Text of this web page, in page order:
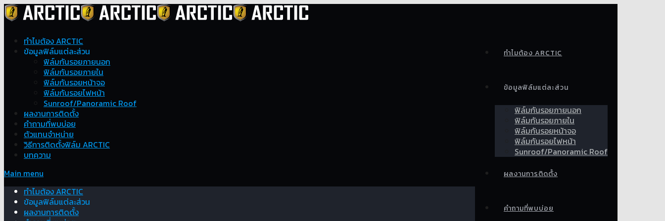
ทำไมต้อง ARCTIC
ข้อมูลฟิล์มแต่ละส่วน
ฟิล์มกันรอยภายนอก
ฟิล์มกันรอยภายใน
ฟิล์มกันรอยหน้าจอ
ฟิล์มกันรอยไฟหน้า
Sunroof/Panoramic Roof
ผลงานการติดตั้ง
คำถามที่พบบ่อย
ทำไมต้อง ARCTIC
ข้อมูลฟิล์มแต่ละส่วน
ฟิล์มกันรอยภายนอก
ฟิล์มกันรอยภายใน
ฟิล์มกันรอยหน้าจอ
ฟิล์มกันรอยไฟหน้า
Sunroof/Panoramic Roof
ผลงานการติดตั้ง
คำถามที่พบบ่อย
ตัวแทนจำหน่าย
วิธีการติดตั้งฟิล์ม ARCTIC
บทความ
Main menu
ทำไมต้อง ARCTIC
ข้อมูลฟิล์มแต่ละส่วน
ผลงานการติดตั้ง